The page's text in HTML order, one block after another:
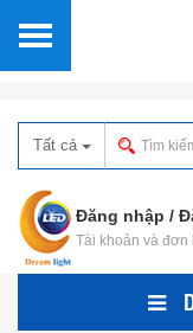
Tất cả
Đăng nhập /
Tài khoản và đơn